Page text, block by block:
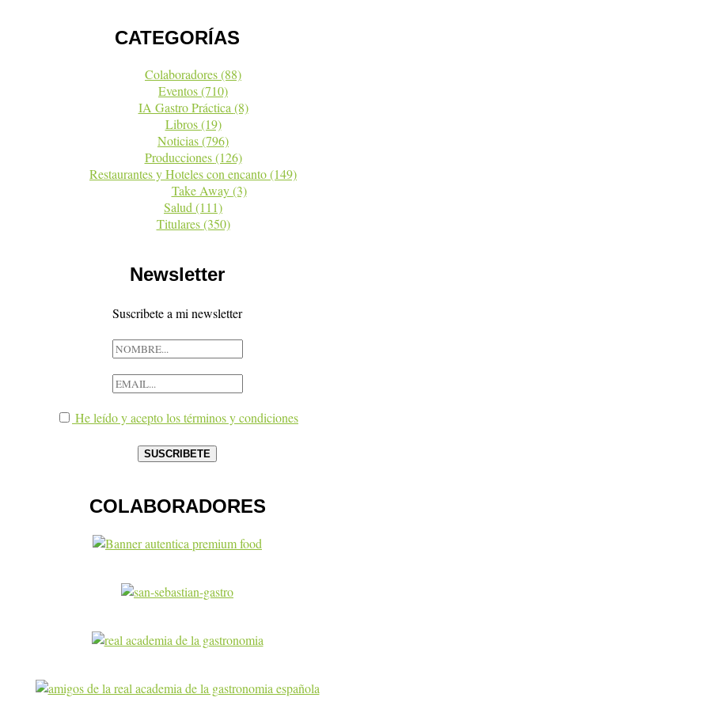
CATEGORÍAS
Colaboradores(88)
Eventos(710)
IA Gastro Práctica(8)
Libros(19)
Noticias(796)
Producciones(126)
Restaurantes y Hoteles con encanto(149)
Take Away(3)
Salud(111)
Titulares(350)
Newsletter
Suscribete a mi newsletter
He leído y acepto los términos y condiciones
COLABORADORES